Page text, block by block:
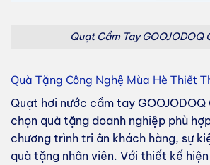
Quạt Cầm Tay GOOJODOQ
Quà Tặng Công Nghệ Mùa Hè Thiết
Quạt hơi nước cầm tay
chọn quà tặng doanh nghiệp phù
chương trình tri ân khách hàng, sự
quà tặng nhân viên. Với thiết kế